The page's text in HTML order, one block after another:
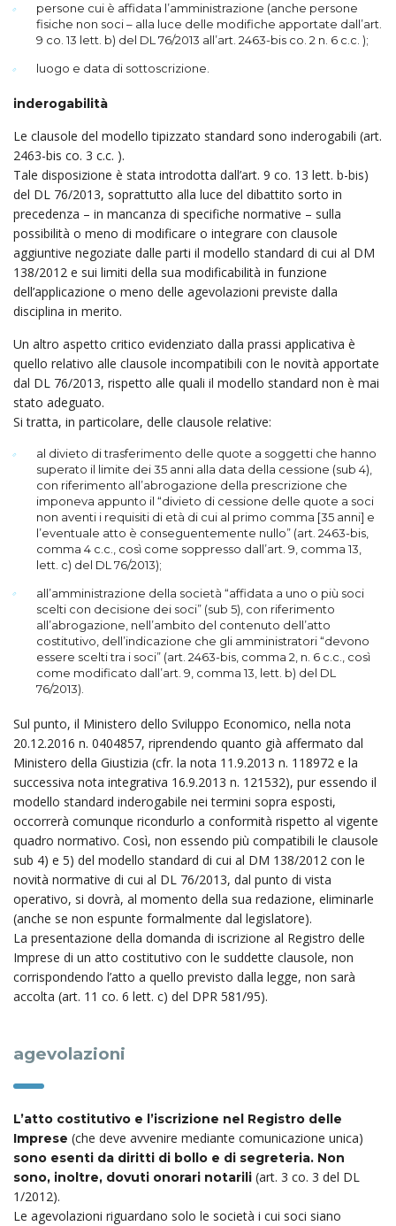
persone cui è affidata l’amministrazione (anche persone
fisiche non soci – alla luce delle modifiche apportate dall’art.
9 co. 13 lett. b) del DL 76/2013 all’art. 2463-bis co. 2 n. 6 c.c. );
luogo e data di sottoscrizione.
inderogabilità
Le clausole del modello tipizzato standard sono inderogabili (art.
2463-bis co. 3 c.c. ).
Tale disposizione è stata introdotta dall’art. 9 co. 13 lett. b-bis)
del DL 76/2013, soprattutto alla luce del dibattito sorto in
precedenza – in mancanza di specifiche normative – sulla
possibilità o meno di modificare o integrare con clausole
aggiuntive negoziate dalle parti il modello standard di cui al DM
138/2012 e sui limiti della sua modificabilità in funzione
dell’applicazione o meno delle agevolazioni previste dalla
disciplina in merito.
Un altro aspetto critico evidenziato dalla prassi applicativa è
quello relativo alle clausole incompatibili con le novità apportate
dal DL 76/2013, rispetto alle quali il modello standard non è mai
stato adeguato.
Si tratta, in particolare, delle clausole relative:
al divieto di trasferimento delle quote a soggetti che hanno
superato il limite dei 35 anni alla data della cessione (sub 4),
con riferimento all’abrogazione della prescrizione che
imponeva appunto il “divieto di cessione delle quote a soci
non aventi i requisiti di età di cui al primo comma [35 anni] e
l’eventuale atto è conseguentemente nullo” (art. 2463-bis,
comma 4 c.c., così come soppresso dall’art. 9, comma 13,
lett. c) del DL 76/2013);
all’amministrazione della società “affidata a uno o più soci
scelti con decisione dei soci” (sub 5), con riferimento
all’abrogazione, nell’ambito del contenuto dell’atto
costitutivo, dell’indicazione che gli amministratori “devono
essere scelti tra i soci” (art. 2463-bis, comma 2, n. 6 c.c., così
come modificato dall’art. 9, comma 13, lett. b) del DL
76/2013).
Sul punto, il Ministero dello Sviluppo Economico, nella nota
20.12.2016 n. 0404857, riprendendo quanto già affermato dal
Ministero della Giustizia (cfr. la nota 11.9.2013 n. 118972 e la
successiva nota integrativa 16.9.2013 n. 121532), pur essendo il
modello standard inderogabile nei termini sopra esposti,
occorrerà comunque ricondurlo a conformità rispetto al vigente
quadro normativo. Così, non essendo più compatibili le clausole
sub 4) e 5) del modello standard di cui al DM 138/2012 con le
novità normative di cui al DL 76/2013, dal punto di vista
operativo, si dovrà, al momento della sua redazione, eliminarle
(anche se non espunte formalmente dal legislatore).
La presentazione della domanda di iscrizione al Registro delle
Imprese di un atto costitutivo con le suddette clausole, non
corrispondendo l’atto a quello previsto dalla legge, non sarà
accolta (art. 11 co. 6 lett. c) del DPR 581/95).
agevolazioni
L’atto costitutivo e l’iscrizione nel Registro delle
Imprese (che deve avvenire mediante comunicazione unica)
sono esenti da diritti di bollo e di segreteria. Non
sono, inoltre, dovuti onorari notarili (art. 3 co. 3 del DL
1/2012).
Le agevolazioni riguardano solo le società i cui soci siano